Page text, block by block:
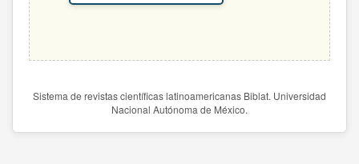
Sistema de revistas científicas latinoamericanas Biblat. Universidad
Nacional Autónoma de México.